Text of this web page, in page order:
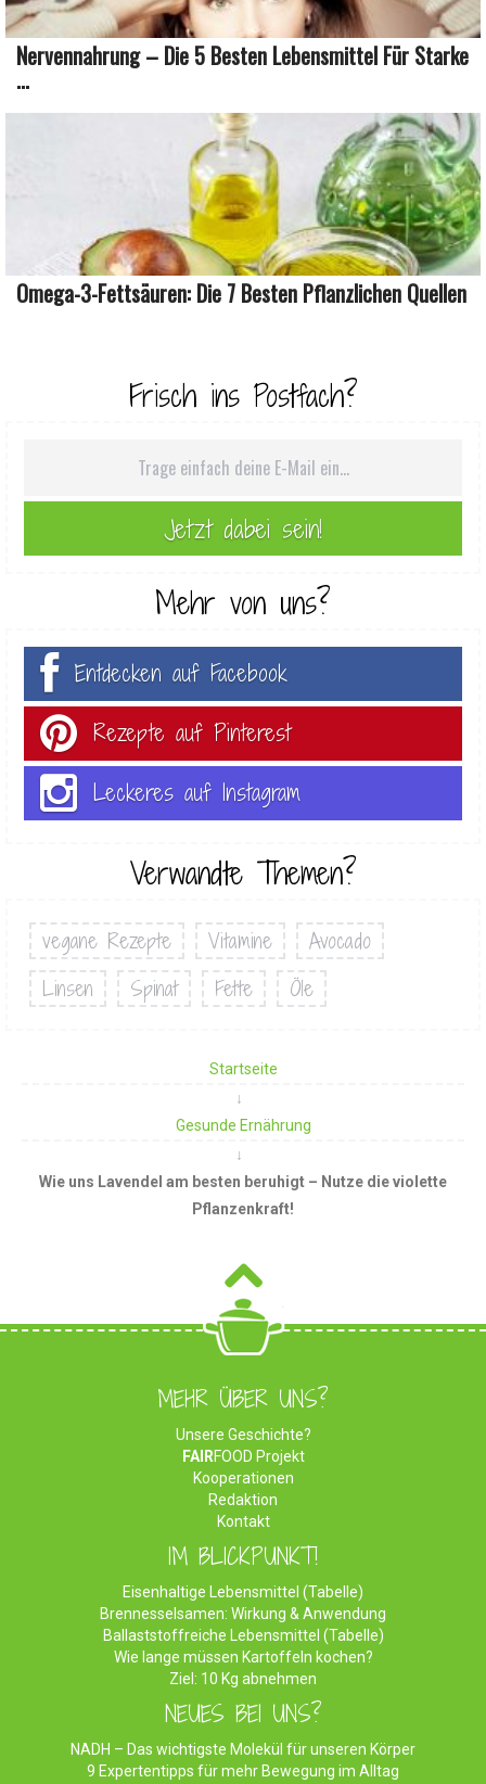
Nervennahrung – Die 5 Besten Lebensmittel Für Starke
...
Omega-3-Fettsäuren: Die 7 Besten Pflanzlichen Quellen
Frisch ins Postfach?
Mehr von uns?
Entdecken auf Facebook
Rezepte auf Pinterest
Leckeres auf Instagram
Verwandte Themen?
vegane Rezepte Vitamine
Avocado
Linsen
Spinat Fette Öle
Startseite
Gesunde Ernährung
Wie uns Lavendel am besten beruhigt – Nutze die violette
Pflanzenkraft!
MEHR ÜBER UNS?
Unsere Geschichte?
FAIRFOOD Projekt
Kooperationen
Redaktion
Kontakt
IM BLICKPUNKT!
Eisenhaltige Lebensmittel (Tabelle)
Brennesselsamen: Wirkung & Anwendung
Ballaststoffreiche Lebensmittel (Tabelle)
Wie lange müssen Kartoffeln kochen?
Ziel: 10 Kg abnehmen
NEUES BEI UNS?
NADH – Das wichtigste Molekül für unseren Körper
9 Expertentipps für mehr Bewegung im Alltag